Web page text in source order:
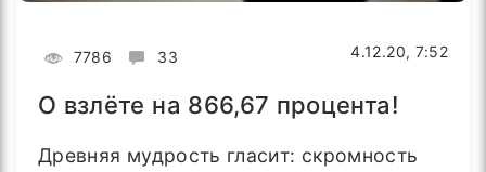
7786 33 4.12.20, 7:52
О взлёте на 866,67 процента!
Древняя мудрость гласит: скромность